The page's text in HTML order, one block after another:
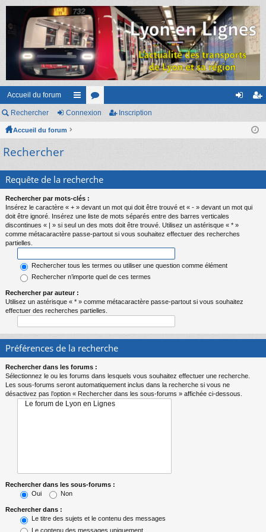
Accueil du forum
ac
s
or
cri
Rechercher Connexion Inscription
Accueil du forum
Rechercher
Requête de la recherche
Rechercher par mots-clés :
Insérez le caractère « + » devant un mot qui doit être trouvé et « - » devant un mot qui
doit être ignoré. Insérez une liste de mots séparés entre des barres verticales
discontinues « | » si seul un des mots doit être trouvé. Utilisez un astérisque « * »
comme métacaractère passe-partout si vous souhaitez effectuer des recherches
partielles.
Rechercher tous les termes ou utiliser une question comme élément
Rechercher n’importe quel de ces termes
Rechercher par auteur :
Utilisez un astérisque « * » comme métacaractère passe-partout si vous souhaitez
effectuer des recherches partielles.
Préférences de la recherche
Rechercher dans les forums :
Sélectionnez le ou les forums dans lesquels vous souhaitez effectuer une recherche.
Les sous-forums seront automatiquement inclus dans la recherche si vous ne
désactivez pas l’option « Rechercher dans les sous-forums » affichée ci-dessous.
Rechercher dans les sous-forums :
Oui
Non
Rechercher dans :
Le titre des sujets et le contenu des messages
Le contenu des messages uniquement